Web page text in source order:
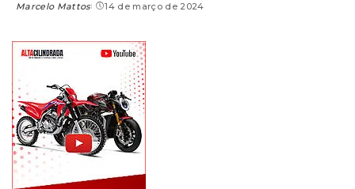
Marcelo Mattos 14 de março de 2024